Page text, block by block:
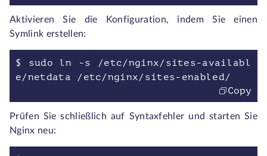
Aktivieren Sie die Konfiguration, indem Sie einen
Symlink erstellen:
$ sudo ln -s /etc/nginx/sites-availabl
e/netdata /etc/nginx/sites-enabled/
Copy
Prüfen Sie schließlich auf Syntaxfehler und starten Sie
Nginx neu: